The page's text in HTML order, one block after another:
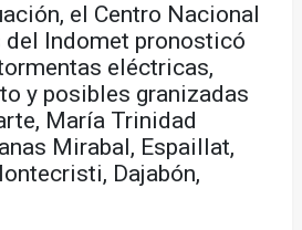
el Centro Nacional
Indomet pronosticó
eléctricas,
y posibles granizadas
María Trinidad
Mirabal, Espaillat,
Dajabón,